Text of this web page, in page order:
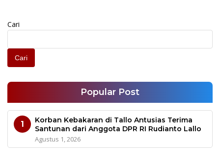
Cari
Cari
Popular Post
1
Korban Kebakaran di Tallo Antusias Terima
Santunan dari Anggota DPR RI Rudianto Lallo
Agustus 1, 2026